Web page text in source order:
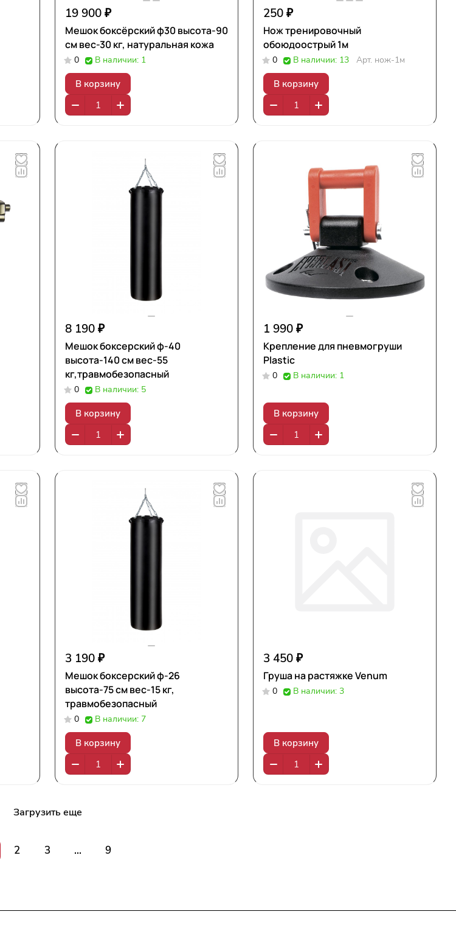
19 900 ₽
Мешок боксёрский ф30 высота-90
см вес-30 кг, натуральная кожа
0 В наличии: 1
В корзину
250 ₽
Нож тренировочный
обоюдоострый 1м
0 В наличии: 13 Арт. нож-1м
В корзину
8 190 ₽
Мешок боксерский ф-40
высота-140 см вес-55
кг,травмобезопасный
0 В наличии: 5
В корзину
1 990 ₽
Крепление для пневмогруши
Plastic
0 В наличии: 1
В корзину
3 190 ₽
Мешок боксерский ф-26
высота-75 см вес-15 кг,
травмобезопасный
0 В наличии: 7
В корзину
3 450 ₽
Груша на растяжке Venum
0 В наличии: 3
В корзину
Загрузить еще
2 3 ... 9